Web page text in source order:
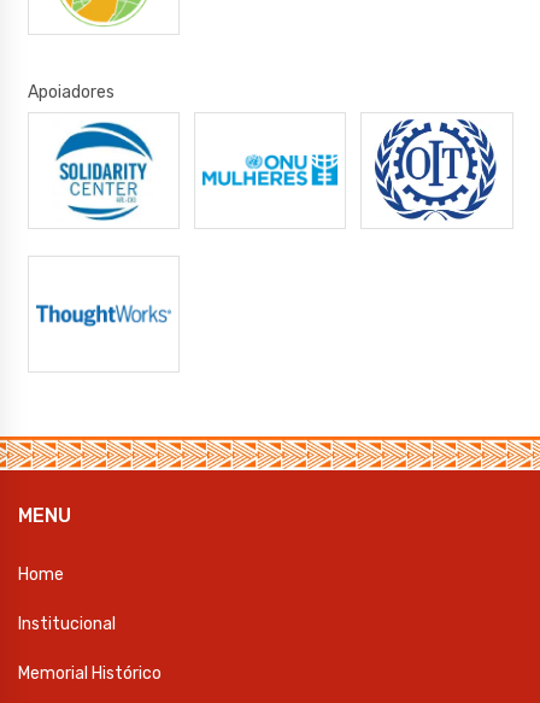
Apoiadores
MENU
Home
Institucional
Memorial Histórico